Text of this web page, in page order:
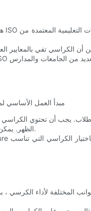
يجب أن تحتوي الكراسي
الظهر. يمكن أن تحسن هذه الميزات بشكل كبير وضعية الطلاب وتؤدي إلى أداء أكاديمي أفضل.
المختلفة لأداء